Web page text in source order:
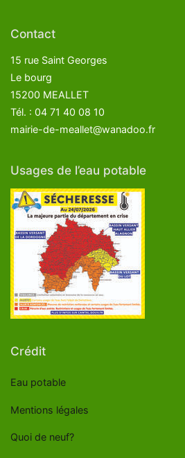
Contact
15 rue Saint Georges
Le bourg
15200 MEALLET
Tél. : 04 71 40 08 10
mairie-de-meallet@wanadoo.fr
Usages de l’eau potable
Crédit
Eau potable
Mentions légales
Quoi de neuf?